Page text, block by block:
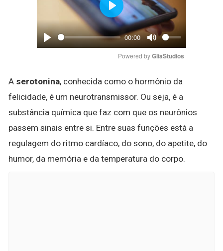
Play
00:00
Mute
Play
Powered by GliaStudios
A serotonina, conhecida como o hormônio da
felicidade, é um neurotransmissor. Ou seja, é a
substância química que faz com que os neurônios
passem sinais entre si. Entre suas funções está a
regulagem do ritmo cardíaco, do sono, do apetite, do
humor, da memória e da temperatura do corpo.